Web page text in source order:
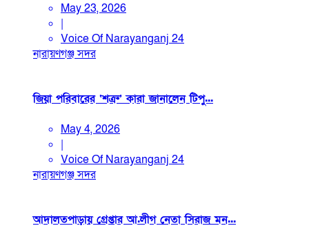
May 23, 2026
|
Voice Of Narayanganj 24
নারায়ণগঞ্জ সদর
জিয়া পরিবারের ‘শত্রু’ কারা জানালেন টিপু...
May 4, 2026
|
Voice Of Narayanganj 24
নারায়ণগঞ্জ সদর
আদালতপাড়ায় গ্রেপ্তার আ.লীগ নেতা সিরাজ মন...